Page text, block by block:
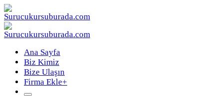
Ana Sayfa
Biz Kimiz
Bize Ulaşın
Firma Ekle+